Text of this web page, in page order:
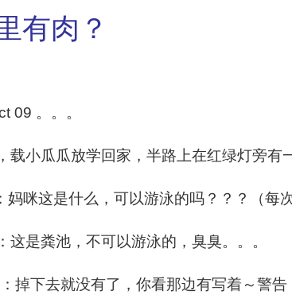
有肉？
09 。。。
载小瓜瓜放学回家，半路上在红绿灯旁有
妈咪这是什么，可以游泳的吗？？？（每
这是粪池，不可以游泳的，臭臭。。。
掉下去就没有了，你看那边有写着～警